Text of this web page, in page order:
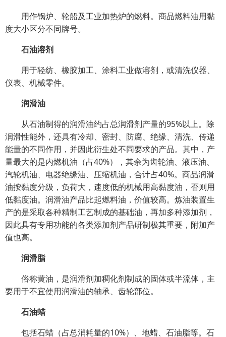
用作锅炉、轮船及工业加热炉的燃料。商品燃料油用黏
度大小区分不同牌号。
石油溶剂
用于轻纺、橡胶加工、涂料工业做溶剂，或清洗仪器、
仪表、机械零件。
润滑油
从石油制得的润滑油约占总润滑剂产量的95%以上。除
润滑性能外，还具有冷却、密封、防腐、绝缘、清洗、传递
能量的不同作用，并因此衍生处不同要求的产品。其中，产
量最大的是内燃机油（占40%），其余为齿轮油、液压油、
汽轮机油、电器绝缘油、压缩机油，合计占40%。商品润滑
油按黏度分级，负荷大，速度低的机械用高黏度油，否则用
低黏度油。润滑油产品比起燃料油，价值较高。炼油装置生
产的是采取各种精制工艺制成的基础油，再加多种添加剂，
因此具有专用功能的各类添加剂产品研制极其重要，附加产
值也高。
润滑脂
俗称黄油，是润滑剂加稠化剂制成的固体或半流体，主
要用于不宜使用润滑油的轴承、齿轮部位。
石油蜡
包括石蜡（占总消耗量的10%）、地蜡、石油脂等。石